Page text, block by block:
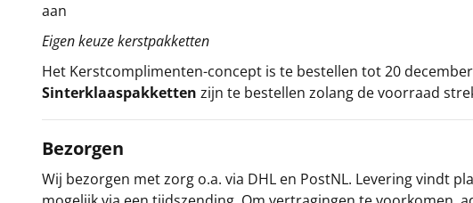
aan
Eigen keuze kerstpakketten
Het Kerstcomplimenten-concept is te bestellen tot 20
Sinterklaaspakketten zijn te bestellen zolang de voorraad
Bezorgen
Wij bezorgen met zorg o.a. via DHL en PostNL. Levering vindt